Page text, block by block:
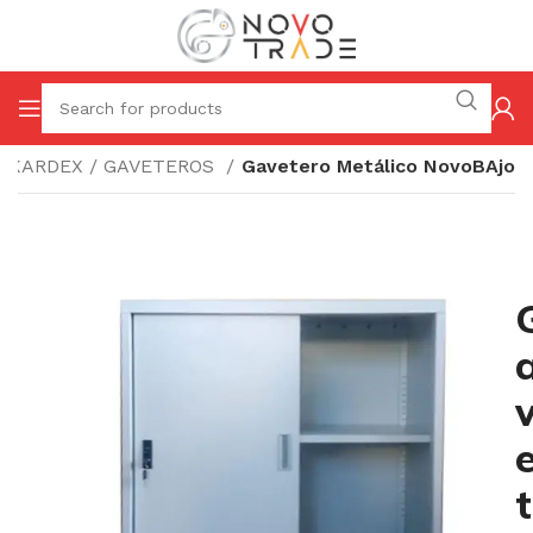
KARDEX / GAVETEROS Gavetero Metálico NovoBAjo
t